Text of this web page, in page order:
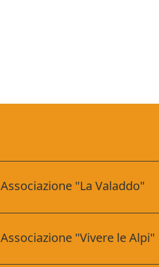
Associazione "La Valaddo"
Associazione "Vivere le Alpi"